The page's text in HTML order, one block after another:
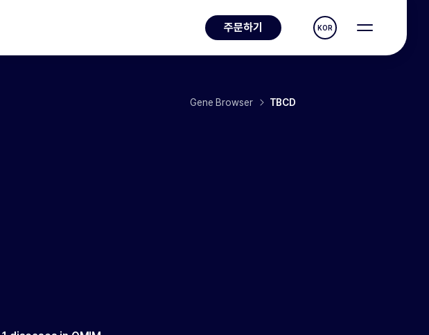
주문하기 KOR
Gene Browser TBCD